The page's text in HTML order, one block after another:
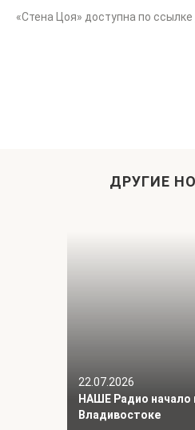
«Стена Цоя» доступна по ссылке
ДРУГИЕ
22.07.2026
НАШЕ Радио начало
Владивостоке